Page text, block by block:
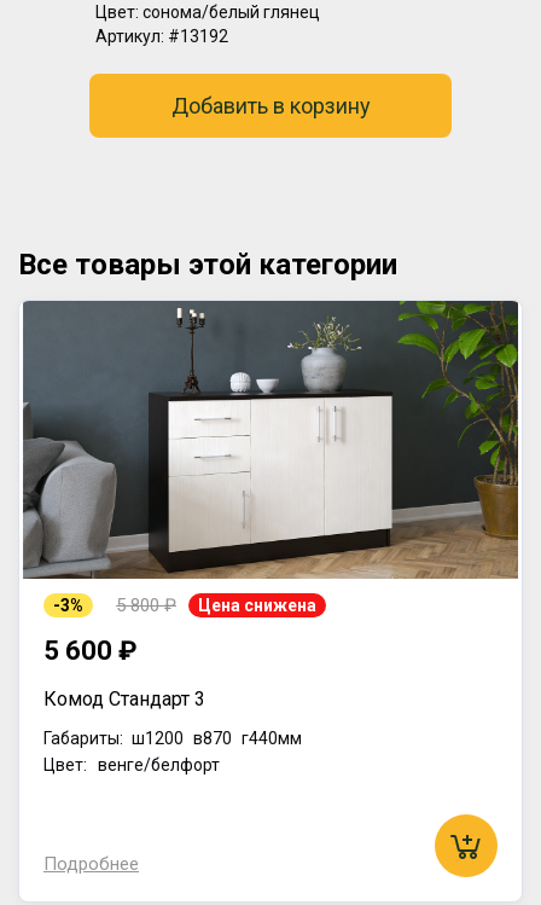
Цвет: сонома/белый глянец
Артикул: #13192
Добавить в корзину
Все товары этой категории
-3% 5 800 ₽ Цена снижена
5 600 ₽
Комод Стандарт 3
Габариты: ш1200 в870 г440мм
Цвет: венге/белфорт
Подробнее